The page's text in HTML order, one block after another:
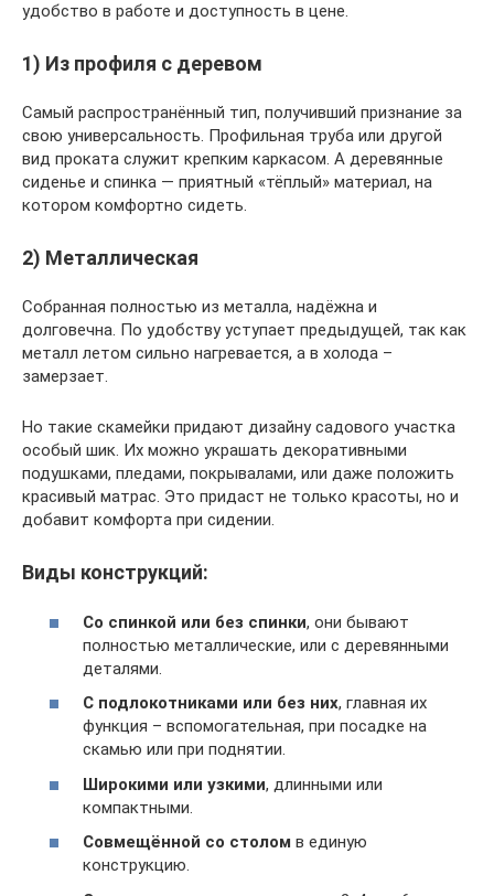
удобство в работе и доступность в цене.
1) Из профиля с деревом
Самый распространённый тип, получивший признание за
свою универсальность. Профильная труба или другой
вид проката служит крепким каркасом. А деревянные
сиденье и спинка — приятный «тёплый» материал, на
котором комфортно сидеть.
2) Металлическая
Собранная полностью из металла, надёжна и
долговечна. По удобству уступает предыдущей, так как
металл летом сильно нагревается, а в холода –
замерзает.
Но такие скамейки придают дизайну садового участка
особый шик. Их можно украшать декоративными
подушками, пледами, покрывалами, или даже положить
красивый матрас. Это придаст не только красоты, но и
добавит комфорта при сидении.
Виды конструкций:
Со спинкой или без спинки, они бывают
полностью металлические, или с деревянными
деталями.
С подлокотниками или без них, главная их
функция – вспомогательная, при посадке на
скамью или при поднятии.
Широкими или узкими, длинными или
компактными.
Совмещённой со столом в единую
конструкцию.